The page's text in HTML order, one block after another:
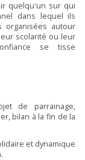
quelqu'un sur qui
dans lequel ils
organisées autour
scolarité ou leur
se tisse
de parrainage,
bilan à la fin de la
et dynamique